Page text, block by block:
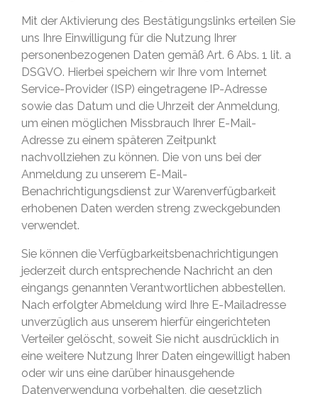
Mit der Aktivierung des Bestätigungslinks erteilen Sie
uns Ihre Einwilligung für die Nutzung Ihrer
personenbezogenen Daten gemäß Art. 6 Abs. 1 lit. a
DSGVO. Hierbei speichern wir Ihre vom Internet
Service-Provider (ISP) eingetragene IP-Adresse
sowie das Datum und die Uhrzeit der Anmeldung,
um einen möglichen Missbrauch Ihrer E-Mail-
Adresse zu einem späteren Zeitpunkt
nachvollziehen zu können. Die von uns bei der
Anmeldung zu unserem E-Mail-
Benachrichtigungsdienst zur Warenverfügbarkeit
erhobenen Daten werden streng zweckgebunden
verwendet.
Sie können die Verfügbarkeitsbenachrichtigungen
jederzeit durch entsprechende Nachricht an den
eingangs genannten Verantwortlichen abbestellen.
Nach erfolgter Abmeldung wird Ihre E-Mailadresse
unverzüglich aus unserem hierfür eingerichteten
Verteiler gelöscht, soweit Sie nicht ausdrücklich in
eine weitere Nutzung Ihrer Daten eingewilligt haben
oder wir uns eine darüber hinausgehende
Datenverwendung vorbehalten, die gesetzlich